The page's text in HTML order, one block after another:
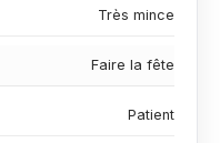
Très mince
Faire la fête
Patient